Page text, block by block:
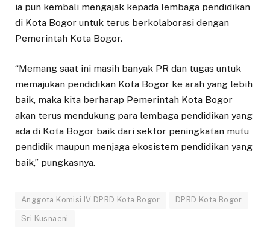
ia pun kembali mengajak kepada lembaga pendidikan
di Kota Bogor untuk terus berkolaborasi dengan
Pemerintah Kota Bogor.
“Memang saat ini masih banyak PR dan tugas untuk
memajukan pendidikan Kota Bogor ke arah yang lebih
baik, maka kita berharap Pemerintah Kota Bogor
akan terus mendukung para lembaga pendidikan yang
ada di Kota Bogor baik dari sektor peningkatan mutu
pendidik maupun menjaga ekosistem pendidikan yang
baik,” pungkasnya.
Anggota Komisi IV DPRD Kota Bogor DPRD Kota Bogor
Sri Kusnaeni